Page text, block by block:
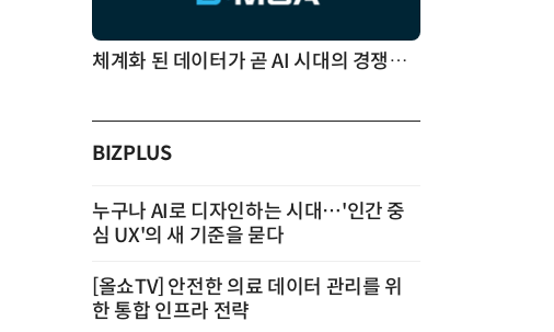
체계화 된 데이터가 곧 AI 시대의 경쟁력이다
BIZPLUS
누구나 AI로 디자인하는 시대…'인간 중
심 UX'의 새 기준을 묻다
[올쇼TV] 안전한 의료 데이터 관리를 위
한 통합 인프라 전략